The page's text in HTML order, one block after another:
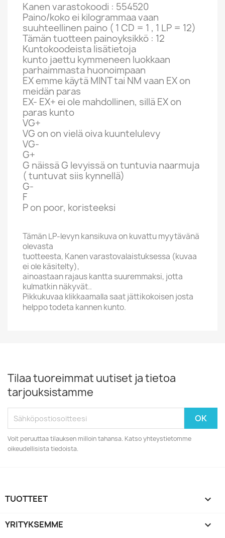
Kanen varastokoodi : 554520
Paino/koko ei kilogrammaa vaan
suuhteellinen paino ( 1 CD = 1 , 1 LP = 12)
Tämän tuotteen painoyksikkö : 12
Kuntokoodeista lisätietoja
kunto jaettu kymmeneen luokkaan
parhaimmasta huonoimpaan
EX emme käytä MINT tai NM vaan EX on
meidän paras
EX- EX+ ei ole mahdollinen, sillä EX on
paras kunto
VG+
VG on on vielä oiva kuuntelulevy
VG-
G+
G näissä G levyissä on tuntuvia naarmuja
( tuntuvat siis kynnellä)
G-
F
P on poor, koristeeksi
Tämän LP-levyn kansikuva on kuvattu myytävänä
olevasta
tuotteesta, Kanen varastovalaistuksessa (kuvaa
ei ole käsitelty),
ainoastaan rajaus kantta suuremmaksi, jotta
kulmatkin näkyvät..
Pikkukuvaa klikkaamalla saat jättikokoisen josta
helppo todeta kannen kunto.
Tilaa tuoreimmat uutiset ja tietoa
tarjouksistamme
Voit peruuttaa tilauksen milloin tahansa. Katso yhteystietomme
oikeudellisista tiedoista.
TUOTTEET 
YRITYKSEMME 